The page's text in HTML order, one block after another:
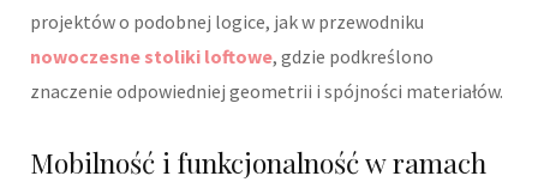
projektów o podobnej logice, jak w przewodniku
nowoczesne stoliki loftowe, gdzie podkreślono
znaczenie odpowiedniej geometrii i spójności materiałów.
Mobilność i funkcjonalność w ramach